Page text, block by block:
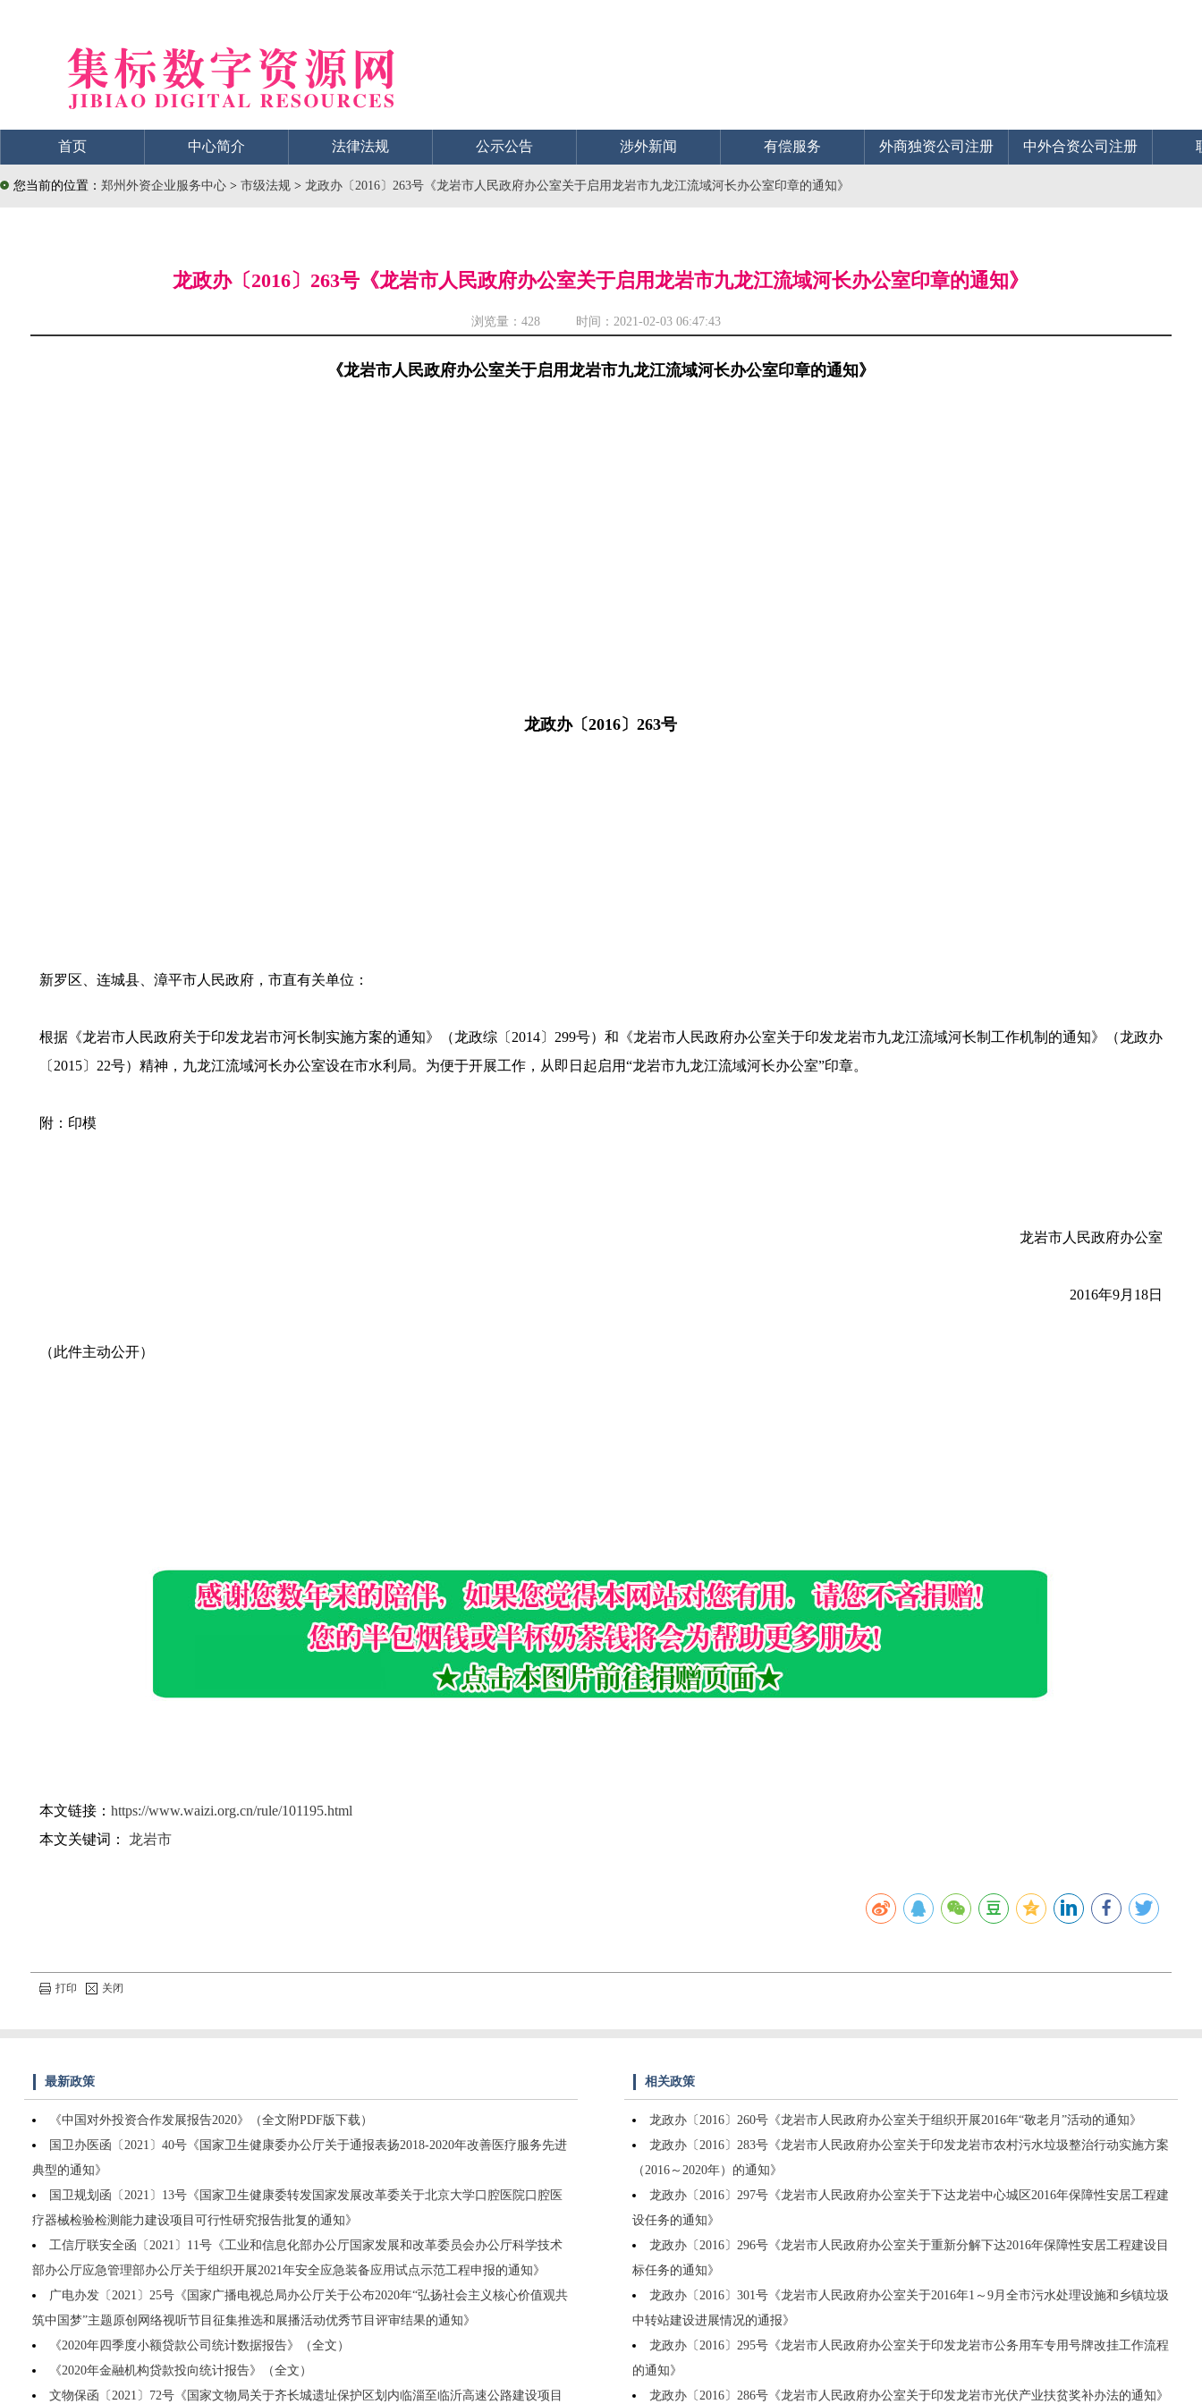
首页 中心简介 法律法规 公示公告 涉外新闻 有偿服务 外商独资公司注册 中外合资公司注册
您当前的位置： 郑州外资企业服务中心 > 市级法规 > 龙政办〔2016〕263号《龙岩市人民政府办公室关于启用龙岩市九龙江流域河长办公室印章的通知》
龙政办〔2016〕263号《龙岩市人民政府办公室关于启用龙岩市九龙江流域河长办公室印章的通知》
浏览量：428 时间：2021-02-03 06:47:43
《龙岩市人民政府办公室关于启用龙岩市九龙江流域河长办公室印章的通知》
龙政办〔2016〕263号
新罗区、连城县、漳平市人民政府，市直有关单位：
根据《龙岩市人民政府关于印发龙岩市河长制实施方案的通知》（龙政综〔2014〕299号）和《龙岩市人民政府办公室关于印发龙岩市九龙江流域河长制工作机制的通知》（龙政办
〔2015〕22号）精神，九龙江流域河长办公室设在市水利局。为便于开展工作，从即日起启用“龙岩市九龙江流域河长办公室”印章。
附：印模
龙岩市人民政府办公室
2016年9月18日
（此件主动公开）
本文链接： https://www.waizi.org.cn/rule/101195.html
本文关键词： 龙岩市
打印 关闭
最新政策
《中国对外投资合作发展报告2020》（全文附PDF版下载）
国卫办医函〔2021〕40号《国家卫生健康委办公厅关于通报表扬2018-2020年改善医疗服务先进
典型的通知》
国卫规划函〔2021〕13号《国家卫生健康委转发国家发展改革委关于北京大学口腔医院口腔医
疗器械检验检测能力建设项目可行性研究报告批复的通知》
工信厅联安全函〔2021〕11号《工业和信息化部办公厅国家发展和改革委员会办公厅科学技术
部办公厅应急管理部办公厅关于组织开展2021年安全应急装备应用试点示范工程申报的通知》
广电办发〔2021〕25号《国家广播电视总局办公厅关于公布2020年“弘扬社会主义核心价值观共
筑中国梦”主题原创网络视听节目征集推选和展播活动优秀节目评审结果的通知》
《2020年四季度小额贷款公司统计数据报告》（全文）
《2020年金融机构贷款投向统计报告》（全文）
文物保函〔2021〕72号《国家文物局关于齐长城遗址保护区划内临淄至临沂高速公路建设项目
相关政策
龙政办〔2016〕260号《龙岩市人民政府办公室关于组织开展2016年“敬老月”活动的通知》
龙政办〔2016〕283号《龙岩市人民政府办公室关于印发龙岩市农村污水垃圾整治行动实施方案
（2016～2020年）的通知》
龙政办〔2016〕297号《龙岩市人民政府办公室关于下达龙岩中心城区2016年保障性安居工程建
设任务的通知》
龙政办〔2016〕296号《龙岩市人民政府办公室关于重新分解下达2016年保障性安居工程建设目
标任务的通知》
龙政办〔2016〕301号《龙岩市人民政府办公室关于2016年1～9月全市污水处理设施和乡镇垃圾
中转站建设进展情况的通报》
龙政办〔2016〕295号《龙岩市人民政府办公室关于印发龙岩市公务用车专用号牌改挂工作流程
的通知》
龙政办〔2016〕286号《龙岩市人民政府办公室关于印发龙岩市光伏产业扶贫奖补办法的通知》